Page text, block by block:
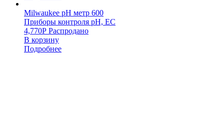
Milwaukee pH метр 600
Приборы контроля pH, EC
4,770Р Распродано
В корзину
Подробнее